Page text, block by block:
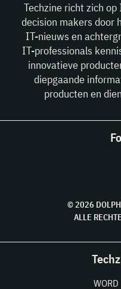
Techzine richt zich
decision makers door
IT-nieuws en
IT-professionals
innovatieve
diepgaande
producten en
© 2026
ALLE
WORD